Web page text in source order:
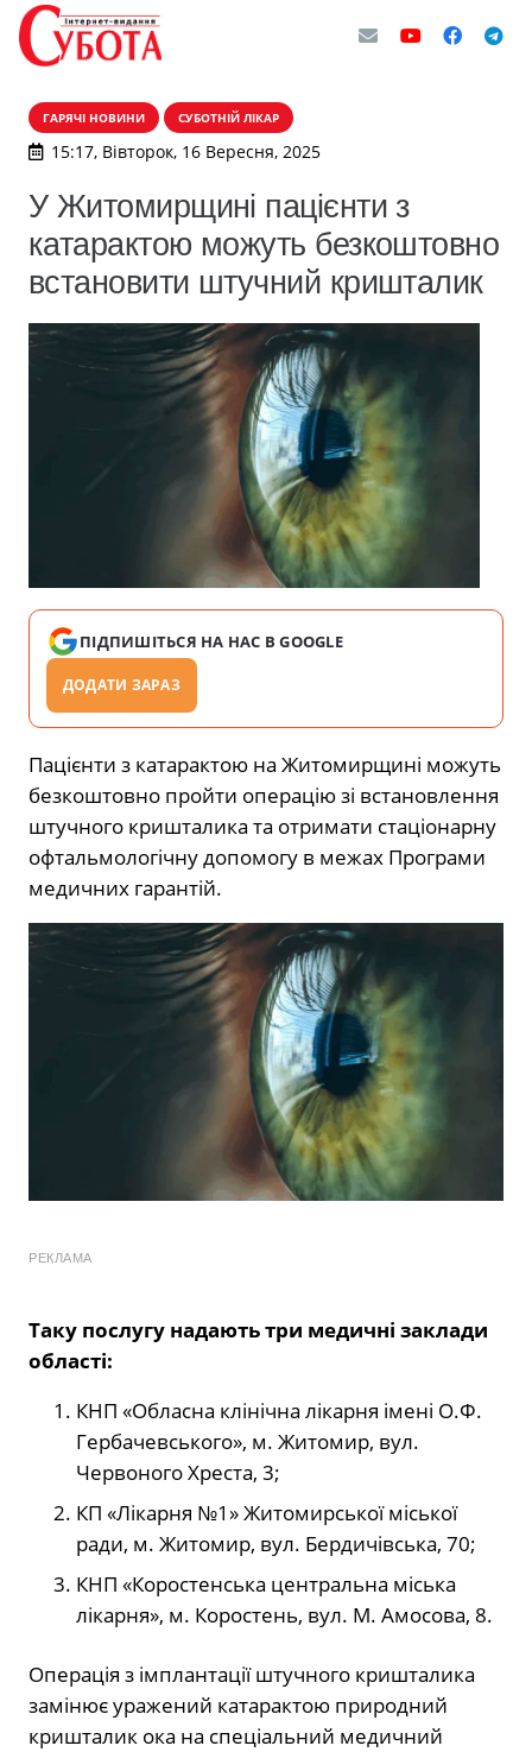
ГАРЯЧІ НОВИНИ СУБОТНІЙ ЛІКАР
15:17, Вівторок, 16 Вересня, 2025
У Житомирщині пацієнти з
катарактою можуть безкоштовно
встановити штучний кришталик
ПІДПИШІТЬСЯ НА НАС В GOOGLE
ДОДАТИ ЗАРАЗ
Пацієнти з катарактою на Житомирщині можуть
безкоштовно пройти операцію зі встановлення
штучного кришталика та отримати стаціонарну
офтальмологічну допомогу в межах Програми
медичних гарантій.
РЕКЛАМА
Таку послугу надають три медичні заклади
області:
КНП «Обласна клінічна лікарня імені О.Ф.
Гербачевського», м. Житомир, вул.
Червоного Хреста, 3;
КП «Лікарня №1» Житомирської міської
ради, м. Житомир, вул. Бердичівська, 70;
КНП «Коростенська центральна міська
лікарня», м. Коростень, вул. М. Амосова, 8.
Операція з імплантації штучного кришталика
замінює уражений катарактою природний
кришталик ока на спеціальний медичний